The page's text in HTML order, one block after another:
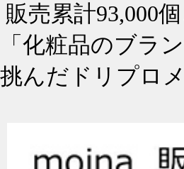
販売累計93,000
「化粧品のブラ
挑んだドリプロ